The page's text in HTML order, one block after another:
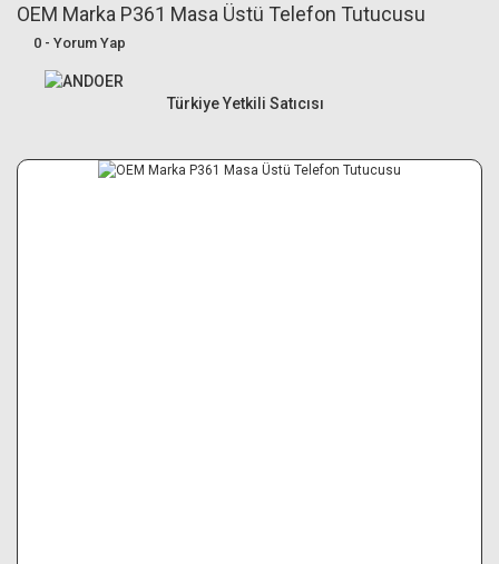
Canon R6 Mark III
OEM Marka P361 Masa Üstü Telefon Tutucusu
0 - Yorum Yap
Türkiye Yetkili Satıcısı